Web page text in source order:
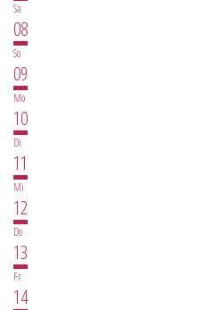
Sa
08
So
09
Mo
10
Di
11
Mi
12
Do
13
Fr
14